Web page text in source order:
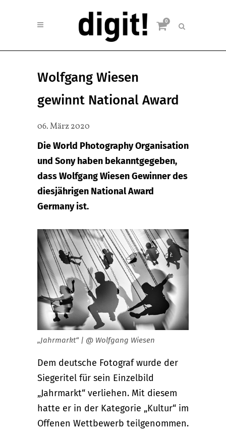
0
Wolfgang Wiesen
gewinnt National Award
06. März 2020
Die World Photography Organisation
und Sony haben bekanntgegeben,
dass Wolfgang Wiesen Gewinner des
diesjährigen National Award
Germany ist.
„Jahrmarkt“ | @ Wolfgang Wiesen
Dem deutsche Fotograf wurde der
Siegeritel für sein Einzelbild
„Jahrmarkt“ verliehen. Mit diesem
hatte er in der Kategorie „Kultur“ im
Offenen Wettbewerb teilgenommen.